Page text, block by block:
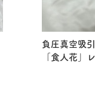
負圧真空吸
「食人花」